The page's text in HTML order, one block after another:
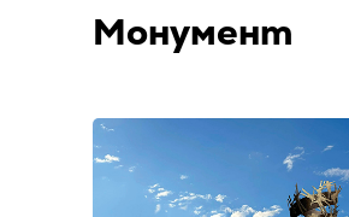
Монумент